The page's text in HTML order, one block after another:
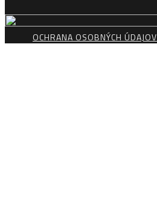
OCHRANA OSOBNÝCH ÚDAJOV